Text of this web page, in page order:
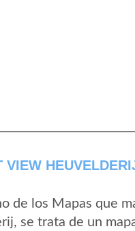
VIEW
de los Mapas que
se trata de un